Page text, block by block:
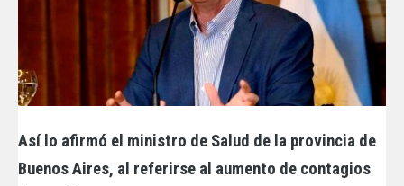
Así lo afirmó el ministro de Salud de la provincia de
Buenos Aires, al referirse al aumento de contagios